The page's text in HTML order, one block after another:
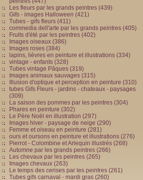
Les fleurs par les grands peintres (439)
Gifs - images Halloween (421)
Tubes - gifs fleurs (411)
commedia dell'arte par les grands peintres (405)
Fruits d'été par les peintres (402)
Images oiseaux (386)
Images roses (384)
lapins, lièvres en peinture et illustrations (334)
vintage - enfants (328)
Tubes vintage Pâques (319)
Images animaux sauvages (315)
Illusion d'optique et perception en peinture (310)
tubes Gifs Fleurs - jardins - chateaux - paysages
(309)
La saison des pommes par les peintres (304)
Phares en peinture (302)
Le Père Noël en illustration (297)
Images hiver - paysage de neige (290)
Femme et oiseau en peinture (281)
ours et oursons en peinture et illustrations (276)
Pierrot - Colombine et Arlequin illustrés (268)
Automne par les grands peintres (266)
Les chevaux par les peintres (265)
Images chevaux (263)
Le temps des cerises par les peintres (261)
Tubes gifs carnaval - mardi gras (260)